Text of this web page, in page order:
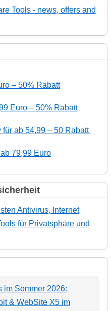
Tools - news, offers and
– 50% Rabatt
Euro – 50% Rabatt
ab 54,99 – 50 Rabatt
79,99 Euro
Antivirus, Internet
für Privatsphäre und
im Sommer 2026:
& WebSite X5 im